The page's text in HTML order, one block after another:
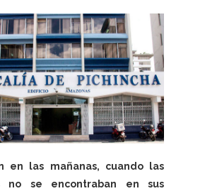
en las mañanas, cuando las
no se encontraban en sus